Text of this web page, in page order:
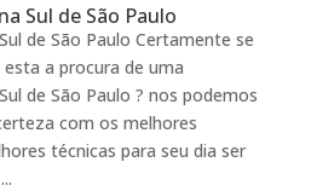
Sul de São Paulo
de São Paulo Certamente se
a procura de uma
de São Paulo ? nos podemos
com os melhores
técnicas para seu dia ser